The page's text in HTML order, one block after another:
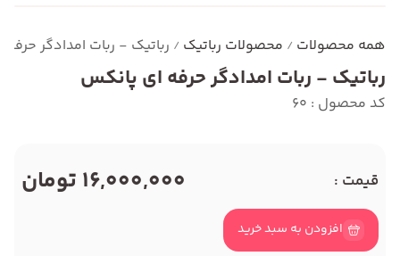
همه محصولات / محصولات رباتیک / رباتیک - ربات امدادگر
رباتیک - ربات امدادگر حرفه ای پانکس
کد محصول : 60
قیمت : 16,000,000 تومان
افزودن به سبد خرید